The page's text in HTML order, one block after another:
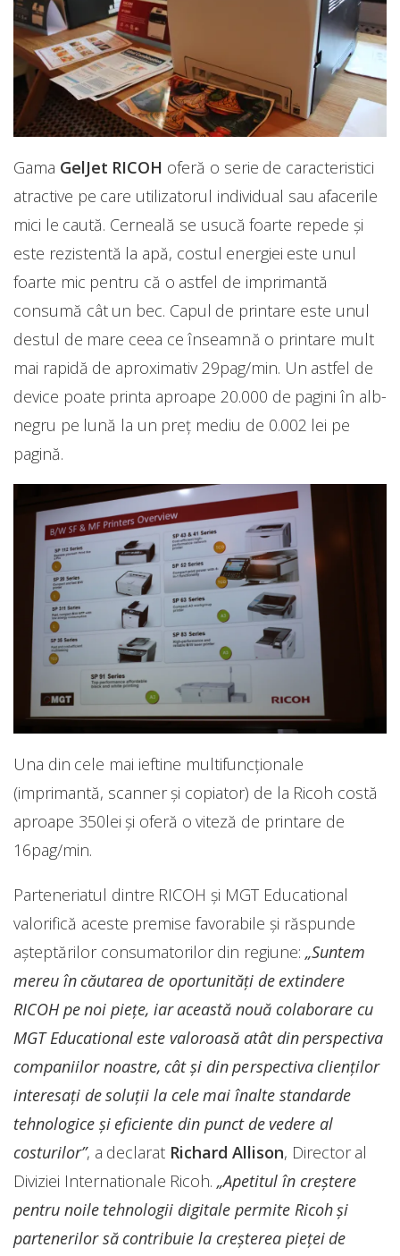
Gama GelJet RICOH oferă o serie de caracteristici
atractive pe care utilizatorul individual sau afacerile
mici le caută. Cerneală se usucă foarte repede și
este rezistentă la apă, costul energiei este unul
foarte mic pentru că o astfel de imprimantă
consumă cât un bec. Capul de printare este unul
destul de mare ceea ce înseamnă o printare mult
mai rapidă de aproximativ 29pag/min. Un astfel de
device poate printa aproape 20.000 de pagini în alb-
negru pe lună la un preț mediu de 0.002 lei pe
pagină.
Una din cele mai ieftine multifuncționale
(imprimantă, scanner și copiator) de la Ricoh costă
aproape 350lei și oferă o viteză de printare de
16pag/min.
Parteneriatul dintre RICOH şi MGT Educational
valorifică aceste premise favorabile şi răspunde
aşteptărilor consumatorilor din regiune: „Suntem
mereu în căutarea de oportunităţi de extindere
RICOH pe noi pieţe, iar această nouă colaborare cu
MGT Educational este valoroasă atât din perspectiva
companiilor noastre, cât şi din perspectiva clienţilor
interesaţi de soluţii la cele mai înalte standarde
tehnologice şi eficiente din punct de vedere al
costurilor”, a declarat Richard Allison, Director al
Diviziei Internationale Ricoh. „Apetitul în creştere
pentru noile tehnologii digitale permite Ricoh şi
partenerilor să contribuie la creşterea pieţei de